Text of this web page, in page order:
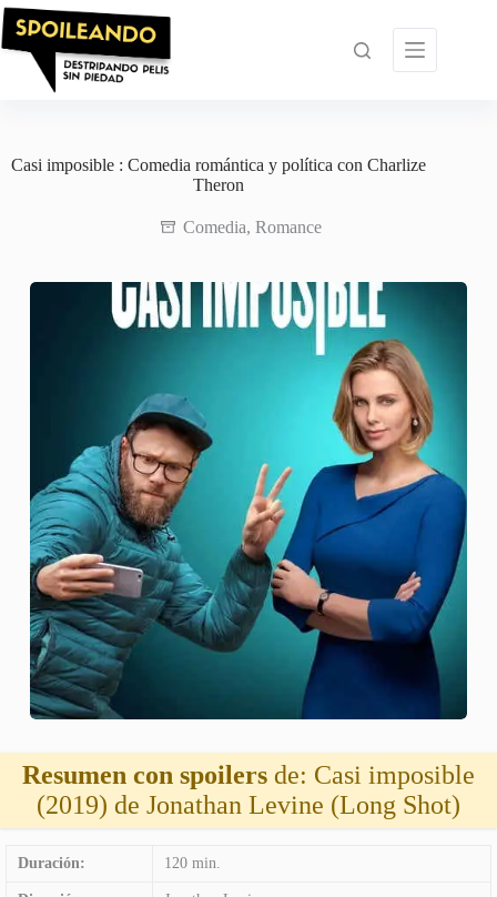
Saltar
al
contenido
Casi imposible : Comedia romántica y política con Charlize
Theron
Comedia, Romance
Resumen con spoilers de: Casi imposible
(2019) de Jonathan Levine (Long Shot)
Duración: 120 min.